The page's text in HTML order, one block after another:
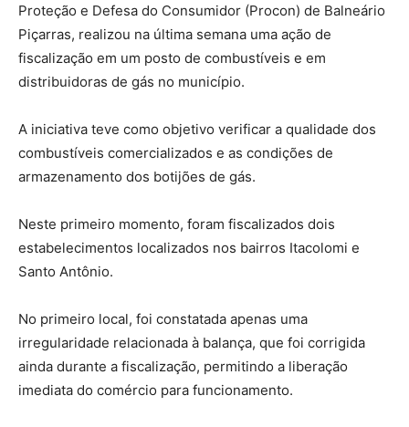
Proteção e Defesa do Consumidor (Procon) de Balneário
Piçarras, realizou na última semana uma ação de
fiscalização em um posto de combustíveis e em
distribuidoras de gás no município.
A iniciativa teve como objetivo verificar a qualidade dos
combustíveis comercializados e as condições de
armazenamento dos botijões de gás.
Neste primeiro momento, foram fiscalizados dois
estabelecimentos localizados nos bairros Itacolomi e
Santo Antônio.
No primeiro local, foi constatada apenas uma
irregularidade relacionada à balança, que foi corrigida
ainda durante a fiscalização, permitindo a liberação
imediata do comércio para funcionamento.